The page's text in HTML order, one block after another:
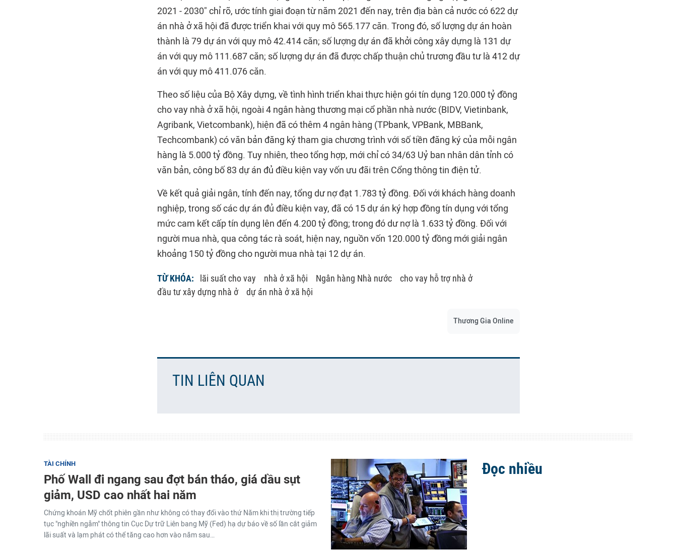
2021 - 2030" chỉ rõ, ước tính giai đoạn từ năm 2021 đến nay, trên địa bàn cả nước có 622 dự
án nhà ở xã hội đã được triển khai với quy mô 565.177 căn. Trong đó, số lượng dự án hoàn
thành là 79 dự án với quy mô 42.414 căn; số lượng dự án đã khởi công xây dựng là 131 dự
án với quy mô 111.687 căn; số lượng dự án đã được chấp thuận chủ trương đầu tư là 412 dự
án với quy mô 411.076 căn.
Theo số liệu của Bộ Xây dựng, về tình hình triển khai thực hiện gói tín dụng 120.000 tỷ đồng
cho vay nhà ở xã hội, ngoài 4 ngân hàng thương mại cổ phần nhà nước (BIDV, Vietinbank,
Agribank, Vietcombank), hiện đã có thêm 4 ngân hàng (TPbank, VPBank, MBBank,
Techcombank) có văn bản đăng ký tham gia chương trình với số tiền đăng ký của mỗi ngân
hàng là 5.000 tỷ đồng. Tuy nhiên, theo tổng hợp, mới chỉ có 34/63 Uỷ ban nhân dân tỉnh có
văn bản, công bố 83 dự án đủ điều kiện vay vốn ưu đãi trên Cổng thông tin điện tử.
Về kết quả giải ngân, tính đến nay, tổng dư nợ đạt 1.783 tỷ đồng. Đối với khách hàng doanh
nghiệp, trong số các dự án đủ điều kiện vay, đã có 15 dự án ký hợp đồng tín dụng với tổng
mức cam kết cấp tín dụng lên đến 4.200 tỷ đồng; trong đó dư nợ là 1.633 tỷ đồng. Đối với
người mua nhà, qua công tác rà soát, hiện nay, nguồn vốn 120.000 tỷ đồng mới giải ngân
khoảng 150 tỷ đồng cho người mua nhà tại 12 dự án.
TỪ KHÓA: lãi suất cho vay nhà ở xã hội Ngân hàng Nhà nước
cho vay hỗ trợ nhà ở
đầu tư xây dựng nhà ở
dự án nhà ở xã hội
Thương Gia Online
TIN LIÊN QUAN
TÀI CHÍNH
Phố Wall đi ngang sau đợt bán tháo, giá dầu sụt
giảm, USD cao nhất hai năm
Chứng khoán Mỹ chốt phiên gần như không có thay đổi vào thứ Năm khi thị trường tiếp
tục "nghiền ngẫm" thông tin Cục Dự trữ Liên bang Mỹ (Fed) hạ dự báo về số lần cắt giảm
lãi suất và lạm phát có thể tăng cao hơn vào năm sau…
Đọc nhiều